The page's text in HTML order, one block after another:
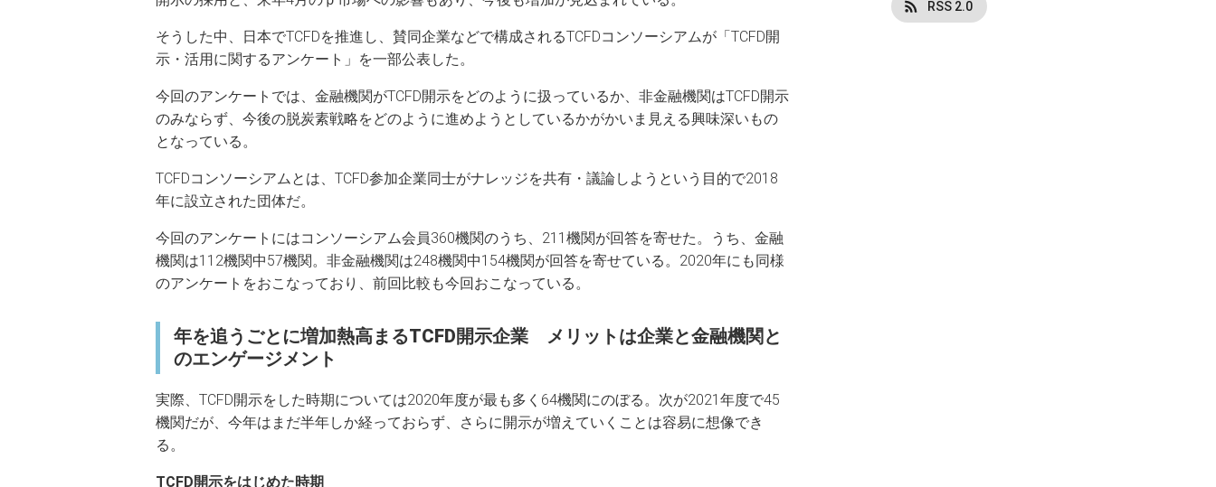
そうした中、日本でTCFDを推進し、賛同企業などで構成されるTCFDコンソーシアムが「TCFD開
示・活用に関するアンケート」を一部公表した。
今回のアンケートでは、金融機関がTCFD開示をどのように扱っているか、非金融機関はTCFD開示
のみならず、今後の脱炭素戦略をどのように進めようとしているかがかいま見える興味深いもの
となっている。
TCFDコンソーシアムとは、TCFD参加企業同士がナレッジを共有・議論しようという目的で2018
年に設立された団体だ。
今回のアンケートにはコンソーシアム会員360機関のうち、211機関が回答を寄せた。うち、金融
機関は112機関中57機関。非金融機関は248機関中154機関が回答を寄せている。2020年にも同様
のアンケートをおこなっており、前回比較も今回おこなっている。
年を追うごとに増加熱高まるTCFD開示企業 メリットは企業と金融機関と
のエンゲージメント
実際、TCFD開示をした時期については2020年度が最も多く64機関にのぼる。次が2021年度で45
機関だが、今年はまだ半年しか経っておらず、さらに開示が増えていくことは容易に想像でき
る。
TCFD開示をはじめた時期
RSS 2.0